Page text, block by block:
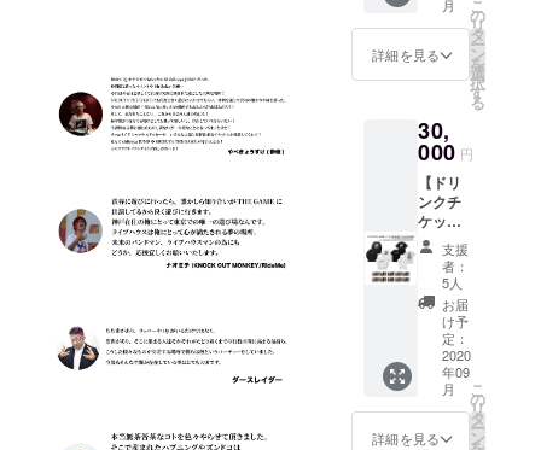
前(又は
ニック
ネーム)
ださ
い。 ※
掲載不
要の方
は備考
欄へ
【不
要】と
ご記入
くださ
●ステッ
カー1枚
● 壁面
前掲載
※ 掲載
可能な
方はお
名前(又
はニッ
クネー
ム)を備
考欄へ
ご記入
くださ
い。 ※
掲載不
要の方
は備考
欄へ
【不
JUMP-
A-Tシャ
ツ ・サ
イズ：
M / L /
XXL ※
JUMP-
A-Tシャ
ツは
BLACK
になり
ます。
● ドリ
ンクチ
ケット5
期限は
営業再
開から
6ヶ月以
内。 ●
壁面ポ
月
詳細を見る
こ
の
リ
タ
ー
ン
を
選
択
す
る
30,
000 円
【ドリ
ンクチ
ケット
(10枚)
＋Tシャ
ツ2枚＋
L/S T
シャツ2
枚支
援】 ●
GAME-
A-Tシャ
ツ/
JUMP-
支援
者：
5人
お届
け予
定：
2020
年09
月
詳細を見る
こ
の
リ
タ
ー
ン